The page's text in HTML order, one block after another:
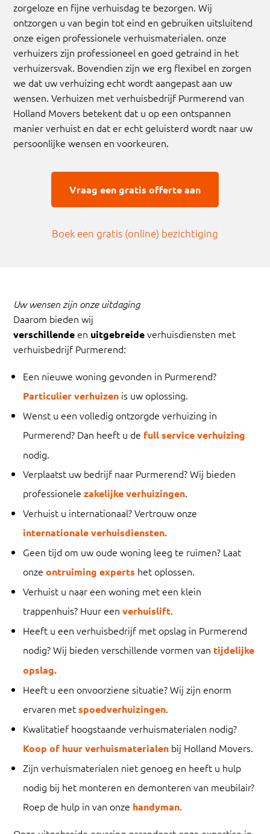
zorgeloze en fijne verhuisdag te bezorgen. Wij
ontzorgen u van begin tot eind en gebruiken uitsluitend
onze eigen professionele verhuismaterialen. onze
verhuizers zijn professioneel en goed getraind in het
verhuizersvak. Bovendien zijn we erg flexibel en zorgen
we dat uw verhuizing echt wordt aangepast aan uw
wensen. Verhuizen met verhuisbedrijf Purmerend van
Holland Movers betekent dat u op een ontspannen
manier verhuist en dat er echt geluisterd wordt naar uw
persoonlijke wensen en voorkeuren.
Vraag een gratis offerte aan
Boek een gratis (online) bezichtiging
Uw wensen zijn onze uitdaging
Daarom bieden wij
verschillende en uitgebreideverhuisdiensten met
verhuisbedrijf Purmerend:
Een nieuwe woning gevonden in Purmerend?
Particulier verhuizen is uw oplossing.
Wenst u een volledig ontzorgde verhuizing in
Purmerend? Dan heeft u de full service verhuizing
nodig.
Verplaatst uw bedrijf naar Purmerend? Wij bieden
professionelezakelijke verhuizingen.
Verhuist u internationaal? Vertrouw onze
internationale verhuisdiensten.
Geen tijd om uw oude woning leeg te ruimen? Laat
onzeontruiming experts het oplossen.
Verhuist u naar een woning met een klein
trappenhuis? Huur eenverhuislift.
Heeft u een verhuisbedrijf met opslag in Purmerend
nodig? Wij bieden verschillende vormen van tijdelijke
opslag.
Heeft u een onvoorziene situatie? Wij zijn enorm
ervaren metspoedverhuizingen.
Kwalitatief hoogstaande verhuismaterialen nodig?
Koop of huur verhuismaterialen bij Holland Movers.
Zijn verhuismaterialen niet genoeg en heeft u hulp
nodig bij het monteren en demonteren van meubilair?
Roep de hulp in van onze handyman.